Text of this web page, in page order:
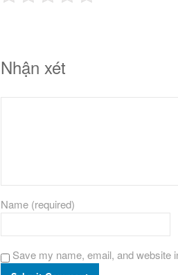
Nhận xét
Name (required)
Save my name, email, and website